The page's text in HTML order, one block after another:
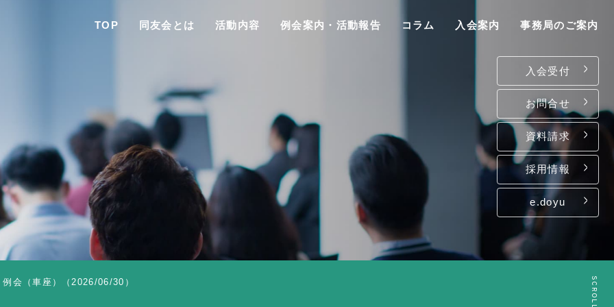
TOP 同友会とは 活動内容 例会案内・活動報告 コラム 入会案内 事務局のご案内
入会受付
お問合せ
資料請求
採用情報
e.doyu
TOP
同友会とは
SCROLL
会（車座）（2026/06/30）